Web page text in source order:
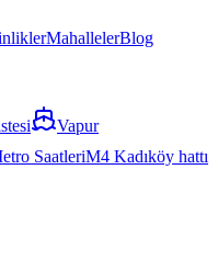
MahallelerBlog
Vapur
SaatleriM4 Kadıköy hattı